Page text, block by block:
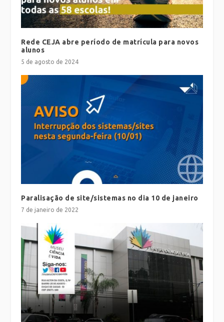
Rede CEJA abre período de matrícula para novos
alunos
5 de agosto de 2024
Paralisação de site/sistemas no dia 10 de janeiro
7 de janeiro de 2022